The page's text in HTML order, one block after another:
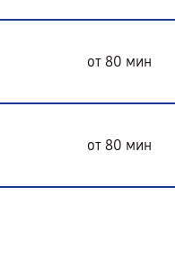
от 80 мин
от 80 мин